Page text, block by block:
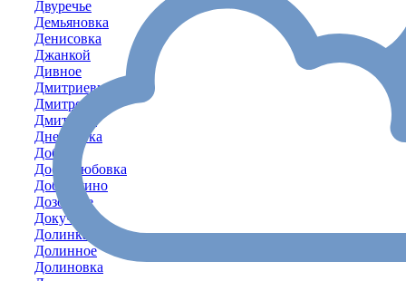
Двуречье
Демьяновка
Денисовка
Джанкой
Дивное
Дмитриевка
Дмитровка
Дмитрово
Днепровка
Доброе
Добролюбовка
Добрушино
Дозорное
Докучаево
Долинка
Долинное
Долиновка